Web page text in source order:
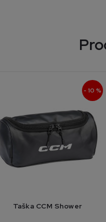
- 10 %
Taška CCM Shower